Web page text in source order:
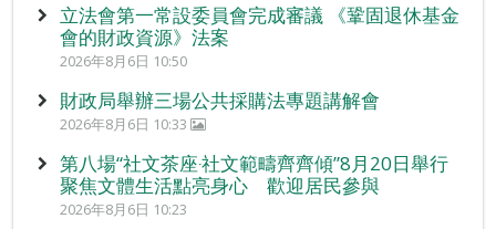
立法會第一常設委員會完成審議 《鞏固退休基金
會的財政資源》法案
2026年8月6日 10:50
財政局舉辦三場公共採購法專題講解會
2026年8月6日 10:33
第八場“社文茶座‧社文範疇齊齊傾”8月20日舉行
聚焦文體生活點亮身心 歡迎居民參與
2026年8月6日 10:23